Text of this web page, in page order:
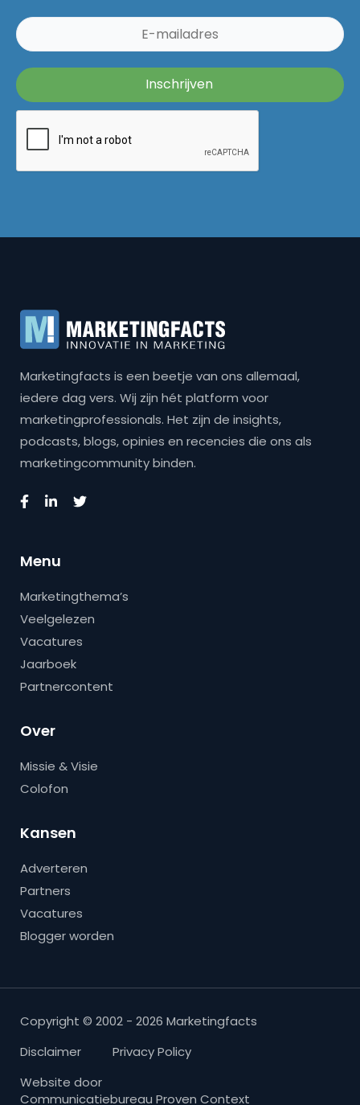
Marketingfacts is een beetje van ons allemaal,
iedere dag vers. Wij zijn hét platform voor
marketingprofessionals. Het zijn de insights,
podcasts, blogs, opinies en recencies die ons als
marketingcommunity binden.
Menu
Marketingthema’s
Veelgelezen
Vacatures
Jaarboek
Partnercontent
Over
Missie & Visie
Colofon
Kansen
Adverteren
Partners
Vacatures
Blogger worden
Copyright © 2002 - 2026 Marketingfacts
Disclaimer
Privacy Policy
Website door
Communicatiebureau Proven Context